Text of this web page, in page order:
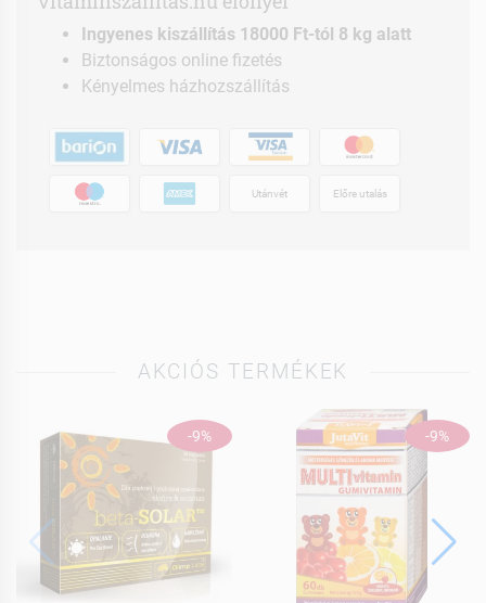
Ingyenes kiszállítás 18000 Ft-tól 8 kg alatt
Biztonságos online fizetés
Kényelmes házhozszállítás
Utánvét Előre utalás
AKCIÓS TERMÉKEK
-9% -9%